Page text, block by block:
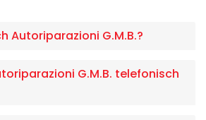
Autoriparazioni G.M.B.?
G.M.B. telefonisch